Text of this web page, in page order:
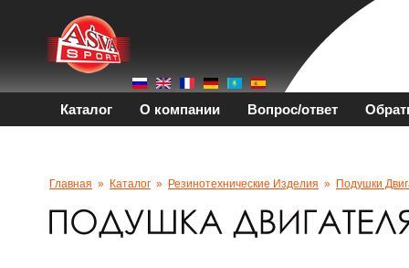
Каталог О компании Вопрос/ответ
Главная » Каталог » Резинотехнические Изделия » Подушки